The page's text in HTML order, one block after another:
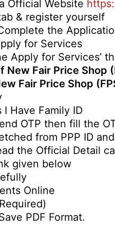
Official Website
& register yourself
the
for Services
Apply for Services’
New Fair Price Shop
Fair Price Shop
Have Family ID
OTP then fill the
from PPP ID
the Official Detail
given below
Online
PDF Format.